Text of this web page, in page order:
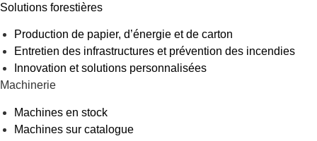
Solutions forestières
Production de papier, d’énergie et de carton
Entretien des infrastructures et prévention des incendies
Innovation et solutions personnalisées
Machinerie
Machines en stock
Machines sur catalogue